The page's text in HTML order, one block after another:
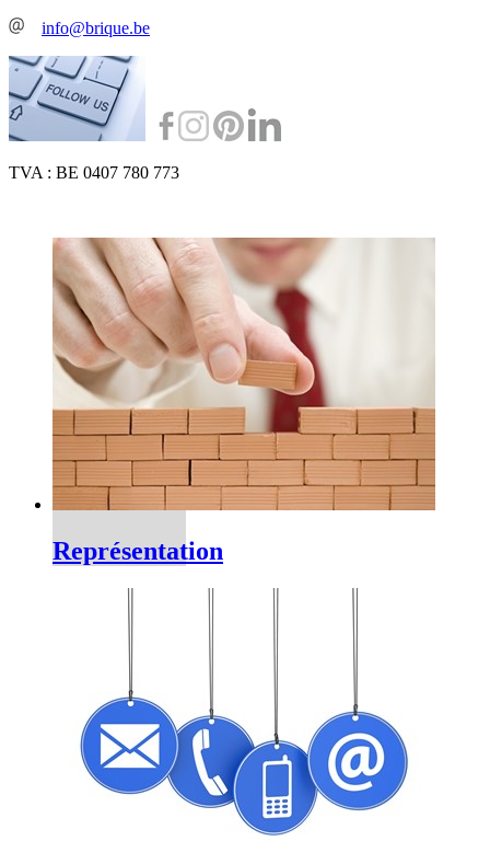
info@brique.be
TVA : BE 0407 780 773
Représentation